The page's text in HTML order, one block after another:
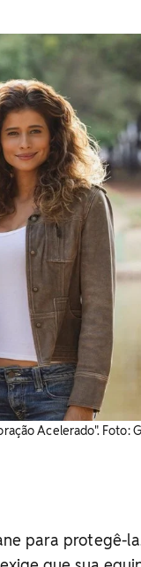
Acelerado". Foto:
para protegê-